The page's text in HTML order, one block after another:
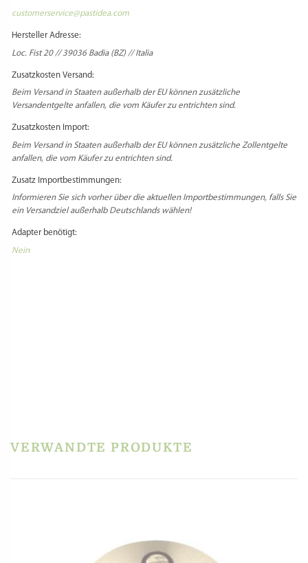
customerservice@pastidea.com
Hersteller Adresse:
Loc. Fist 20 // 39036 Badia (BZ) // Italia
Zusatzkosten Versand:
Beim Versand in Staaten außerhalb der EU können zusätzliche
Versandentgelte anfallen, die vom Käufer zu entrichten sind.
Zusatzkosten Import:
Beim Versand in Staaten außerhalb der EU können zusätzliche Zollentgelte
anfallen, die vom Käufer zu entrichten sind.
Zusatz Importbestimmungen:
Informieren Sie sich vorher über die aktuellen Importbestimmungen, falls Sie
ein Versandziel außerhalb Deutschlands wählen!
Adapter benötigt:
Nein
VERWANDTE PRODUKTE